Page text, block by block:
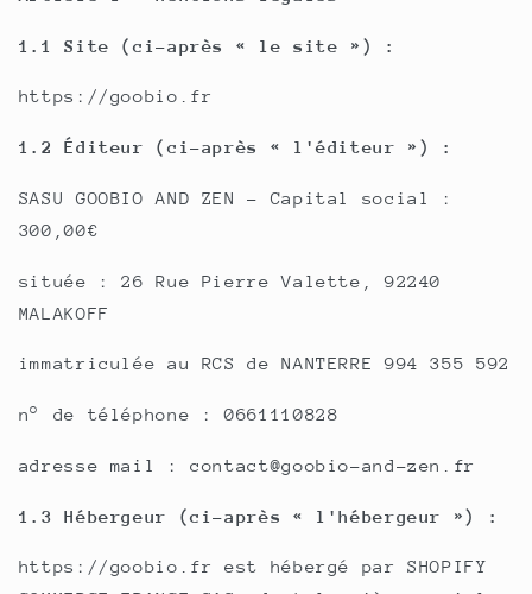
1.1 Site (ci-après « le site ») :
https://goobio.fr
1.2 Éditeur (ci-après « l'éditeur ») :
SASU GOOBIO AND ZEN - Capital social :
300,00€
située : 26 Rue Pierre Valette, 92240
MALAKOFF
immatriculée au RCS de NANTERRE 994 355 592
n° de téléphone : 0661110828
adresse mail : contact@goobio-and-zen.fr
1.3 Hébergeur (ci-après « l'hébergeur ») :
https://goobio.fr est hébergé par SHOPIFY